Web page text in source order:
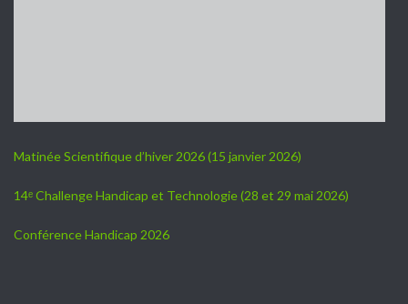
Matinée Scientifique d’hiver 2026 (15 janvier 2026)
14ᵉ Challenge Handicap et Technologie (28 et 29 mai 2026)
Conférence Handicap 2026